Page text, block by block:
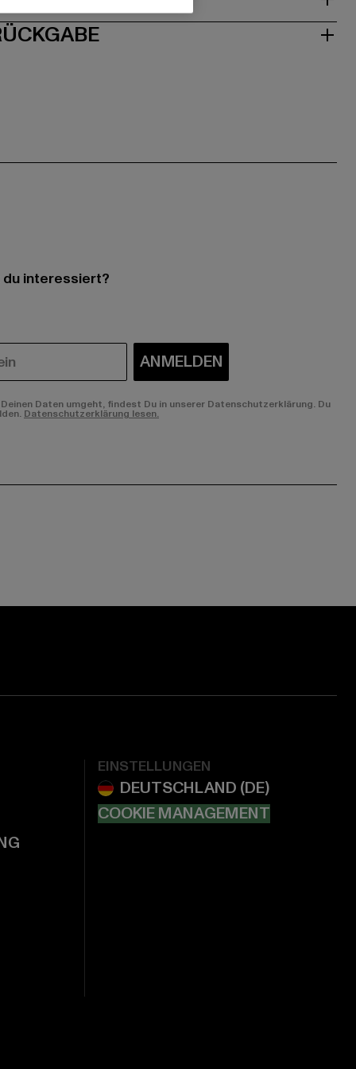
interessiert?
ANMELDEN
Daten umgeht, findest Du in unserer Datenschutzerklärung. Du
Datenschutzerklärung lesen.
EINSTELLUNGEN
COOKIE MANAGEMENT